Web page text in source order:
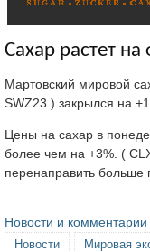
Сахар растет
Мартовский мировой
SWZ23 ) закрылся на
Цены на сахар в
более чем на +3%. (
перенаправить больше
Новости и
Новости Мировая